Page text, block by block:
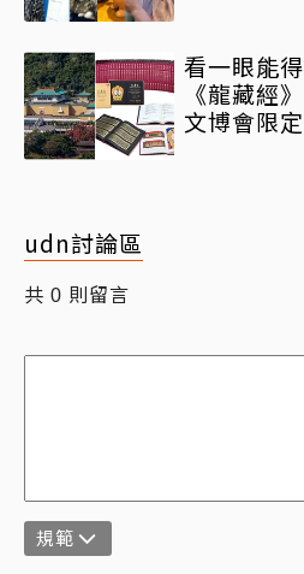
看一眼能
《龍藏經
文博會限
網驚：貧
udn討論區
共 0 則留言
規範